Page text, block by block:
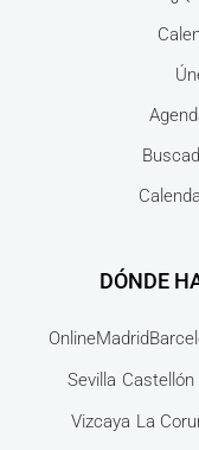
DÓNDE
OnlineMadrid
Sevilla Castellón
Vizcaya La